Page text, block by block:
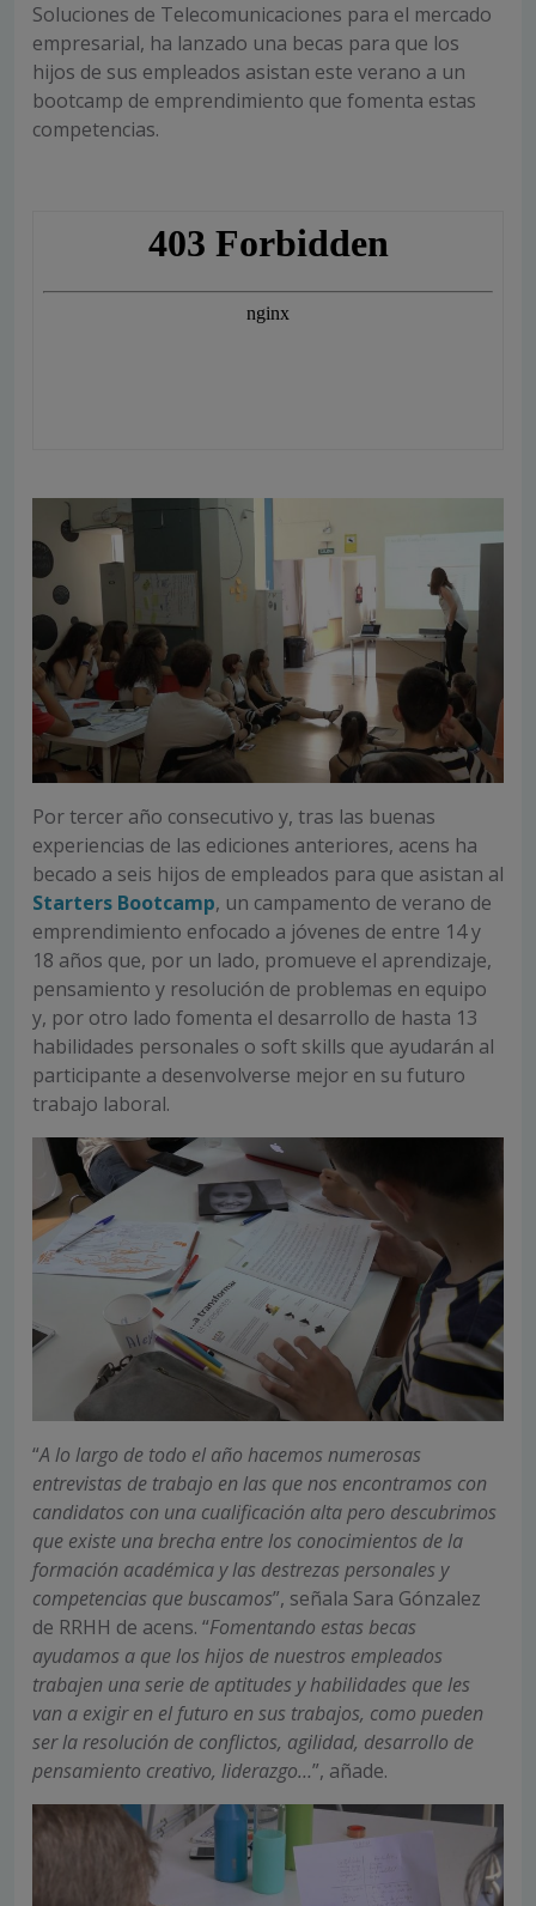
Soluciones de Telecomunicaciones para el mercado
empresarial, ha lanzado una becas para que los
hijos de sus empleados asistan este verano a un
bootcamp de emprendimiento que fomenta estas
competencias.
Por tercer año consecutivo y, tras las buenas
experiencias de las ediciones anteriores, acens ha
becado a seis hijos de empleados para que asistan al
Starters Bootcamp, un campamento de verano de
emprendimiento enfocado a jóvenes de entre 14 y
18 años que, por un lado, promueve el aprendizaje,
pensamiento y resolución de problemas en equipo
y, por otro lado fomenta el desarrollo de hasta 13
habilidades personales o soft skills que ayudarán al
participante a desenvolverse mejor en su futuro
trabajo laboral.
“A lo largo de todo el año hacemos numerosas
entrevistas de trabajo en las que nos encontramos con
candidatos con una cualificación alta pero descubrimos
que existe una brecha entre los conocimientos de la
formación académica y las destrezas personales y
competencias que buscamos”, señala Sara Gónzalez
de RRHH de acens. “Fomentando estas becas
ayudamos a que los hijos de nuestros empleados
trabajen una serie de aptitudes y habilidades que les
van a exigir en el futuro en sus trabajos, como pueden
ser la resolución de conflictos, agilidad, desarrollo de
pensamiento creativo, liderazgo…”, añade.